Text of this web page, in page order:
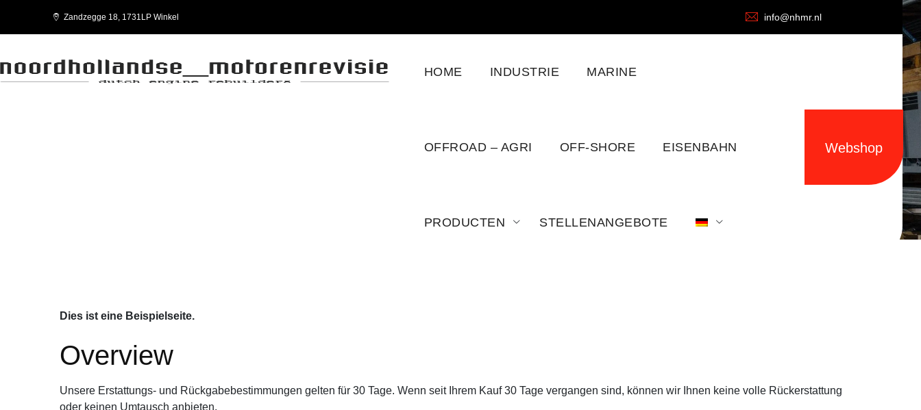
Zandzegge 18, 1731LP Winkel info@nhmr.nl
HOME INDUSTRIE MARINE
OFFROAD – AGRI OFF-SHORE EISENBAHN
PRODUCTEN STELLENANGEBOTE
Webshop
Dies ist eine Beispielseite.
Overview
Unsere Erstattungs- und Rückgabebestimmungen gelten für 30 Tage. Wenn seit Ihrem Kauf 30 Tage vergangen sind, können wir Ihnen keine volle Rückerstattung
oder keinen Umtausch anbieten.